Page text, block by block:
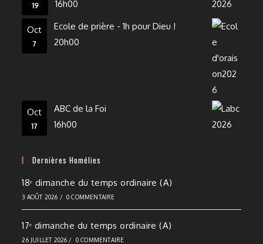
19
16h00
Oct
7
Ecole de prière - 1h pour Dieu !
20h00
Oct
17
ABC de la Foi
16h00
Dernières Homélies
18ᵉ dimanche du temps ordinaire (A)
3 AOÛT 2026 / 0 COMMENTAIRE
17ᵉ dimanche du temps ordinaire (A)
26 JUILLET 2026 / 0 COMMENTAIRE